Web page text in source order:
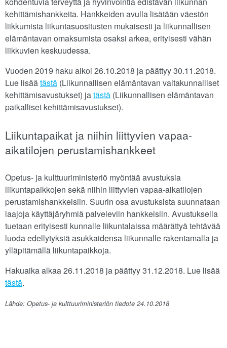
kehittämishankkeita. Hankkeiden avulla lisätään väestön
liikkumista liikuntasuositusten mukaisesti ja liikunnallisen
elämäntavan omaksumista osaksi arkea, erityisesti vähän
liikkuvien keskuudessa.
Vuoden 2019 haku alkoi 26.10.2018 ja päättyy 30.11.2018.
Lue lisäätästä (Liikunnallisen elämäntavan valtakunnalliset
kehittämisavustukset) jatästä (Liikunnallisen elämäntavan
paikalliset kehittämisavustukset).
Liikuntapaikat ja niihin liittyvien vapaa-
aikatilojen perustamishankkeet
Opetus- ja kulttuuriministeriö myöntää avustuksia
liikuntapaikkojen sekä niihin liittyvien vapaa-aikatilojen
perustamishankkeisiin. Suurin osa avustuksista suunnataan
laajoja käyttäjäryhmiä palveleviin hankkeisiin. Avustuksella
tuetaan erityisesti kunnalle liikuntalaissa määrättyä tehtävää
luoda edellytyksiä asukkaidensa liikunnalle rakentamalla ja
ylläpitämällä liikuntapaikkoja.
Hakuaika alkaa 26.11.2018 ja päättyy 31.12.2018. Lue lisää
tästä.
Lähde: Opetus- ja kulttuuriministeriön tiedote 24.10.2018